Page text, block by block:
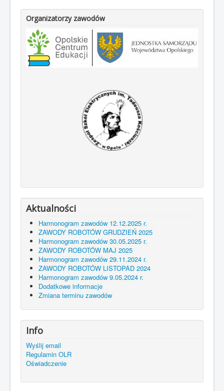
Organizatorzy zawodów
Aktualności
Harmonogram zawodów 12.12.2025 r.
ZAWODY ROBOTÓW GRUDZIEŃ 2025
Harmonogram zawodów 30.05.2025 r.
ZAWODY ROBOTÓW MAJ 2025
Harmonogram zawodów 29.11.2024 r.
ZAWODY ROBOTÓW LISTOPAD 2024
Harmonogram zawodów 9.05.2024 r.
Dodatkowe informacje
Zmiana terminu zawodów
Info
Wyślij email
Regulamin OLR
Oświadczenie